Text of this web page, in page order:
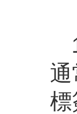
標